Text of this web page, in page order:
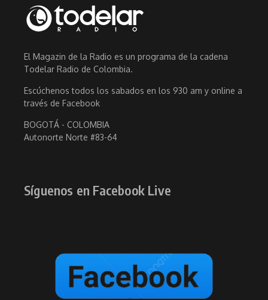
El Magazin de la Radio es un programa de la cadena
Todelar Radio de Colombia.
Escúchenos todos los sabados en los 930 am y online a
través de Facebook
BOGOTÁ - COLOMBIA
Autonorte Norte #83-64
Síguenos en Facebook Live